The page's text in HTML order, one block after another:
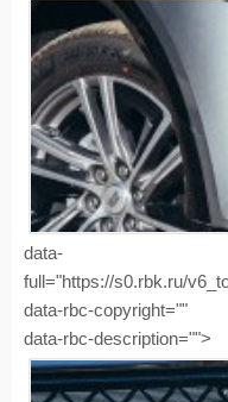
data-
full="https://s0.rbk.ru/
data-rbc-copyright=""
data-rbc-description="">